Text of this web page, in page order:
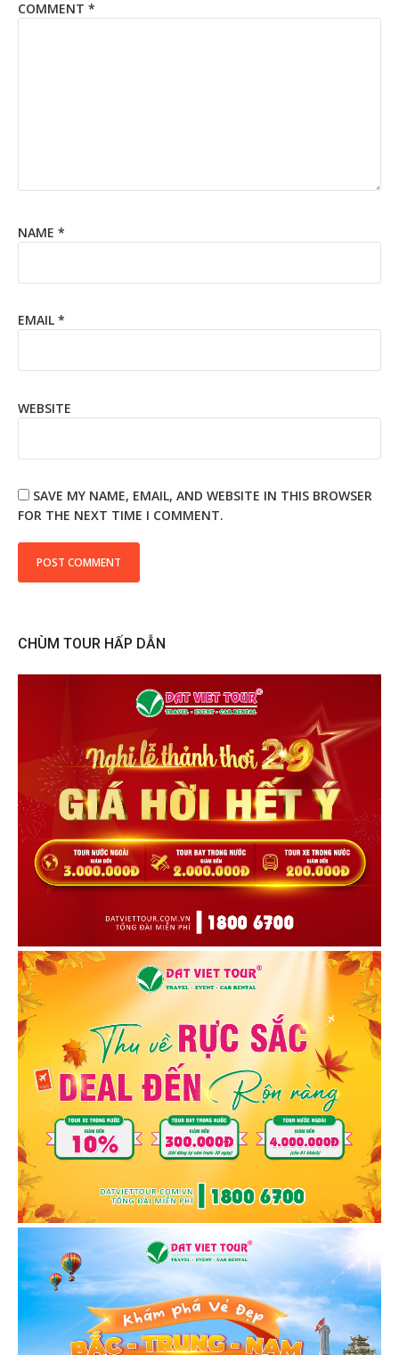
COMMENT *
NAME *
EMAIL *
WEBSITE
SAVE MY NAME, EMAIL, AND WEBSITE IN THIS BROWSER
FOR THE NEXT TIME I COMMENT.
CHÙM TOUR HẤP DẪN